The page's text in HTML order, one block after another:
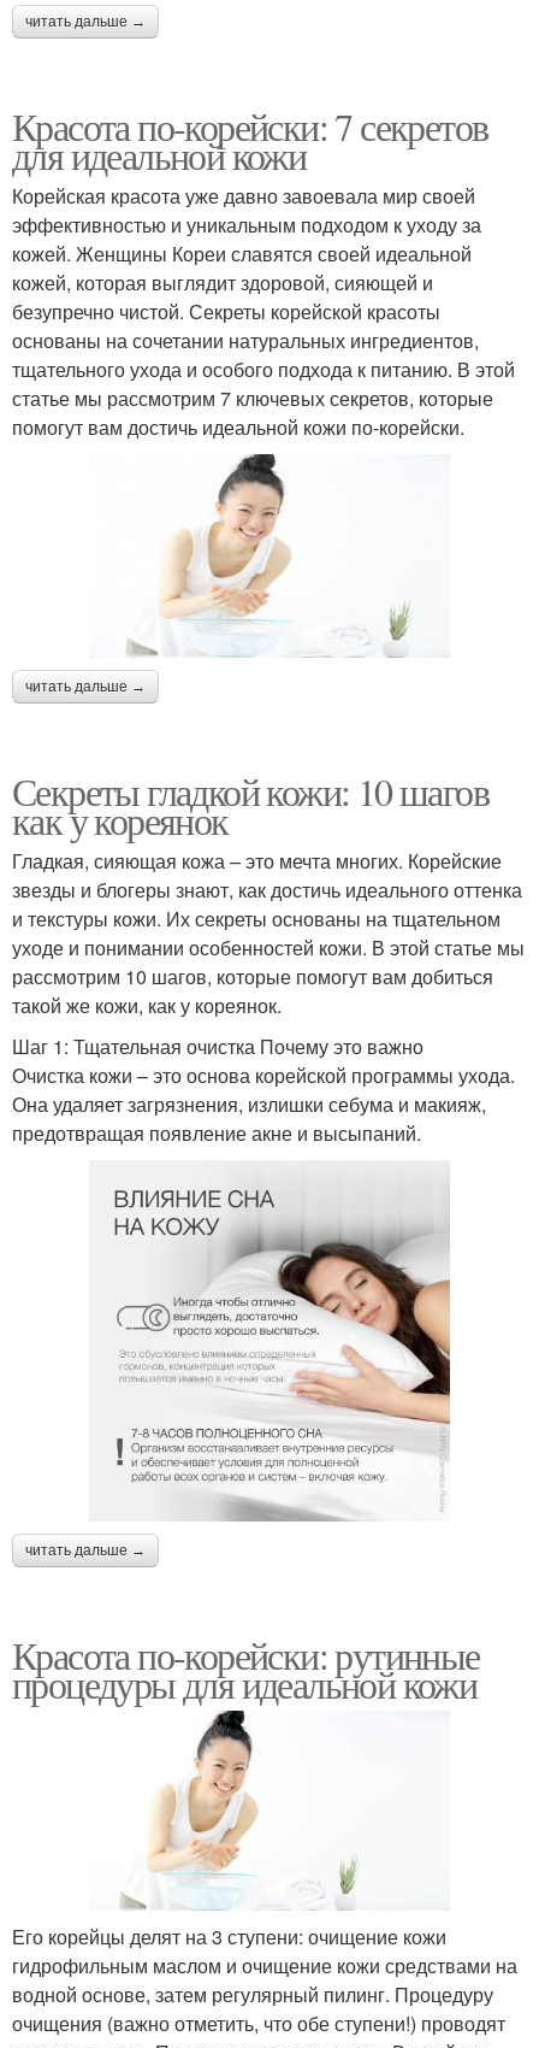
читать дальше →
Красота по-корейски: 7 секретов
для идеальной кожи
Корейская красота уже давно завоевала мир своей
эффективностью и уникальным подходом к уходу за
кожей. Женщины Кореи славятся своей идеальной
кожей, которая выглядит здоровой, сияющей и
безупречно чистой. Секреты корейской красоты
основаны на сочетании натуральных ингредиентов,
тщательного ухода и особого подхода к питанию. В этой
статье мы рассмотрим 7 ключевых секретов, которые
помогут вам достичь идеальной кожи по-корейски.
читать дальше →
Секреты гладкой кожи: 10 шагов
как у кореянок
Гладкая, сияющая кожа – это мечта многих. Корейские
звезды и блогеры знают, как достичь идеального оттенка
и текстуры кожи. Их секреты основаны на тщательном
уходе и понимании особенностей кожи. В этой статье мы
рассмотрим 10 шагов, которые помогут вам добиться
такой же кожи, как у кореянок.
Шаг 1: Тщательная очистка Почему это важно
Очистка кожи – это основа корейской программы ухода.
Она удаляет загрязнения, излишки себума и макияж,
предотвращая появление акне и высыпаний.
читать дальше →
Красота по-корейски: рутинные
процедуры для идеальной кожи
Его корейцы делят на 3 ступени: очищение кожи
гидрофильным маслом и очищение кожи средствами на
водной основе, затем регулярный пилинг. Процедуру
очищения (важно отметить, что обе ступени!) проводят